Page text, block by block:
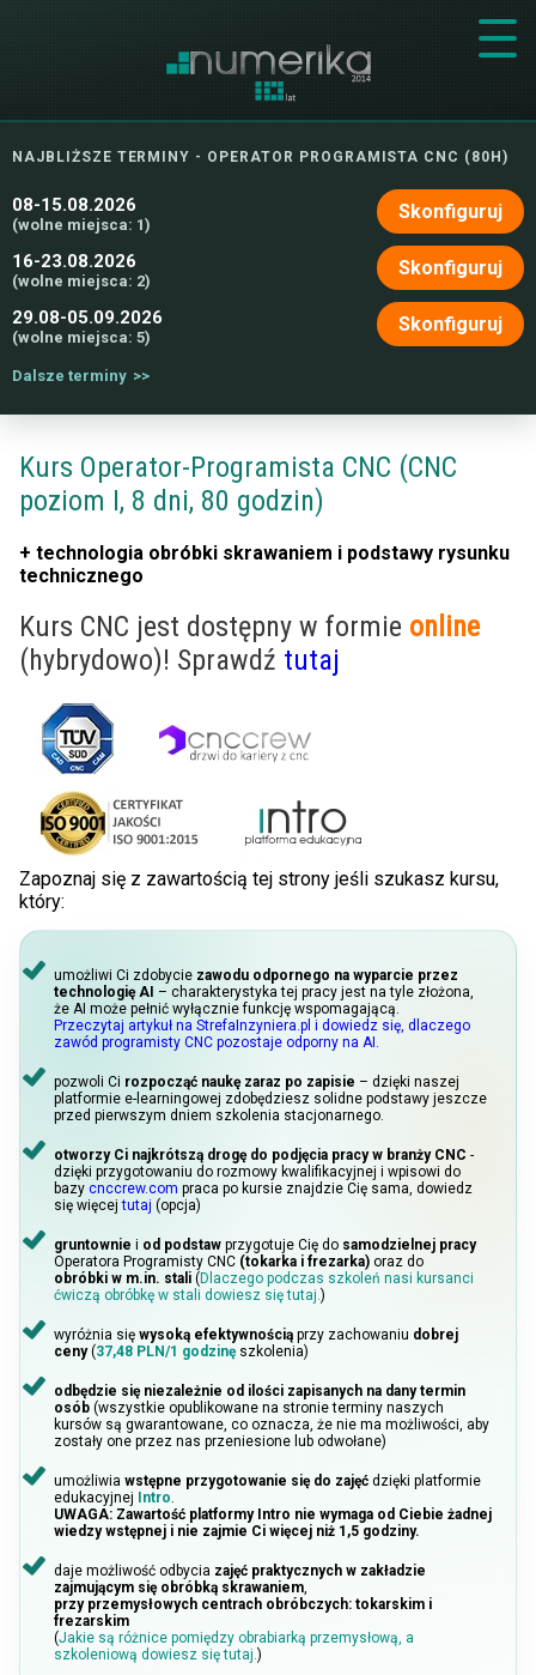
NAJBLIŻSZE TERMINY - OPERATOR PROGRAMISTA CNC (80H)
08-15.08.2026
(wolne miejsca: 1)
Skonfiguruj
16-23.08.2026
(wolne miejsca: 2)
Skonfiguruj
29.08-05.09.2026
(wolne miejsca: 5)
Skonfiguruj
Dalsze terminy
Kurs Operator-Programista CNC (CNC
poziom I, 8 dni, 80 godzin)
+ technologia obróbki skrawaniem i podstawy rysunku
technicznego
Kurs CNC jest dostępny w formie online
(hybrydowo)! Sprawdź tutaj
Zapoznaj się z zawartością tej strony jeśli szukasz kursu,
który:
umożliwi Ci zdobycie zawodu odpornego na wyparcie przez
technologię AI – charakterystyka tej pracy jest na tyle złożona,
że AI może pełnić wyłącznie funkcję wspomagającą.
Przeczytaj artykuł na StrefaInzyniera.pl i dowiedz się, dlaczego
zawód programisty CNC pozostaje odporny na AI.
pozwoli Ci rozpocząć naukę zaraz po zapisie – dzięki naszej
platformie e-learningowej zdobędziesz solidne podstawy jeszcze
przed pierwszym dniem szkolenia stacjonarnego.
otworzy Ci najkrótszą drogę do podjęcia pracy w branży CNC -
dzięki przygotowaniu do rozmowy kwalifikacyjnej i wpisowi do
bazy cnccrew.com praca po kursie znajdzie Cię sama, dowiedz
się więcejtutaj (opcja)
gruntownie i od podstaw przygotuje Cię do samodzielnej pracy
Operatora Programisty CNC (tokarka i frezarka) oraz do
obróbki w m.in. stali (Dlaczego podczas szkoleń nasi kursanci
ćwiczą obróbkę w stali dowiesz się tutaj.)
wyróżnia się wysoką efektywnością przy zachowaniu dobrej
ceny(37,48 PLN/1 godzinęszkolenia)
odbędzie się niezależnie od ilości zapisanych na dany termin
osób (wszystkie opublikowane na stronie terminy naszych
kursów są gwarantowane, co oznacza, że nie ma możliwości, aby
zostały one przez nas przeniesione lub odwołane)
umożliwia wstępne przygotowanie się do zajęć dzięki platformie
edukacyjnej
Intro.
UWAGA: Zawartość platformy Intro nie wymaga od Ciebie żadnej
wiedzy wstępnej i nie zajmie Ci więcej niż 1,5 godziny.
daje możliwość odbycia zajęć praktycznych w zakładzie
zajmującym się obróbką skrawaniem,
przy przemysłowych centrach obróbczych: tokarskim i
frezarskim
(Jakie są różnice pomiędzy obrabiarką przemysłową, a
szkoleniową dowiesz się tutaj.)